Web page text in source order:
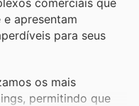
comerciais que
apresentam
para seus
os mais
permitindo que